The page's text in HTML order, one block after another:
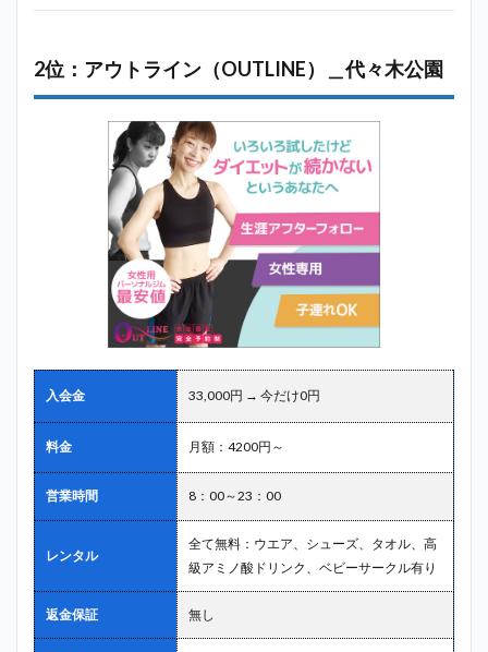
2位：アウトライン（OUTLINE）＿代々木公園
入会金 33,000円 → 今だけ0円
料金 月額：4200円～
営業時間 8：00～23：00
レンタル
全て無料：ウエア、シューズ、タオル、高
級アミノ酸ドリンク、ベビーサークル有り
返金保証 無し